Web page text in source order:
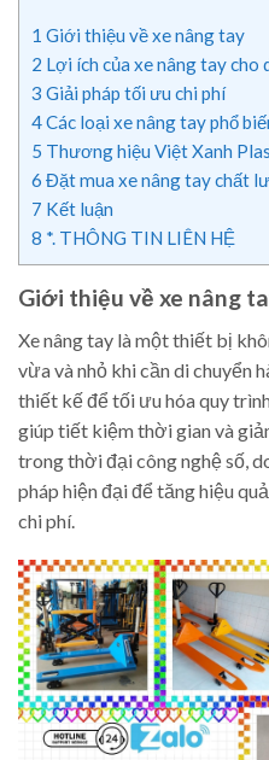
1 Giới thiệu về xe nâng tay
2 Lợi ích của xe nâng tay cho
3 Giải pháp tối ưu chi phí
4Các loại xe nâng tay phổ
5 Thương hiệu Việt Xanh
6 Đặt mua xe nâng tay chất
7 Kết luận
8 *. THÔNG TIN LIÊN HỆ
Giới thiệu về xe nâng
Xe nâng tay là một thiết bị
vừa và nhỏ khi cần di chuyển
thiết kế để tối ưu hóa quy
giúp tiết kiệm thời gian và
trong thời đại công nghệ số,
pháp hiện đại để tăng hiệu
chi phí.